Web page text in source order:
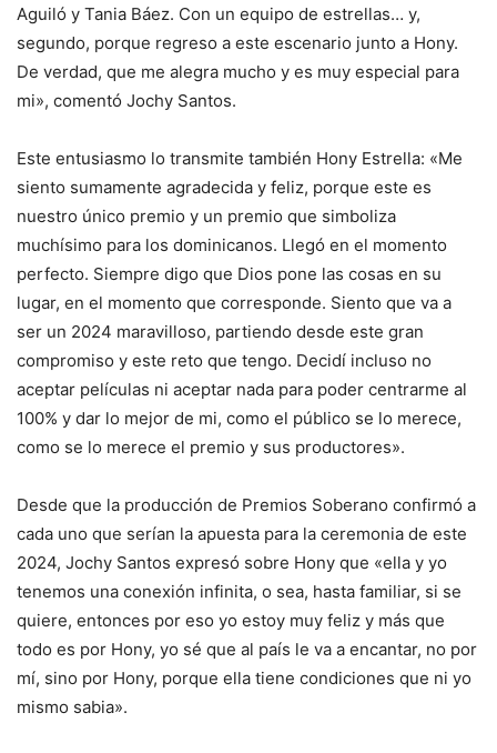
Aguiló y Tania Báez. Con un equipo de estrellas… y,
segundo, porque regreso a este escenario junto a Hony.
De verdad, que me alegra mucho y es muy especial para
mi», comentó Jochy Santos.
Este entusiasmo lo transmite también Hony Estrella: «Me
siento sumamente agradecida y feliz, porque este es
nuestro único premio y un premio que simboliza
muchísimo para los dominicanos. Llegó en el momento
perfecto. Siempre digo que Dios pone las cosas en su
lugar, en el momento que corresponde. Siento que va a
ser un 2024 maravilloso, partiendo desde este gran
compromiso y este reto que tengo. Decidí incluso no
aceptar películas ni aceptar nada para poder centrarme al
100% y dar lo mejor de mi, como el público se lo merece,
como se lo merece el premio y sus productores».
Desde que la producción de Premios Soberano confirmó a
cada uno que serían la apuesta para la ceremonia de este
2024, Jochy Santos expresó sobre Hony que «ella y yo
tenemos una conexión infinita, o sea, hasta familiar, si se
quiere, entonces por eso yo estoy muy feliz y más que
todo es por Hony, yo sé que al país le va a encantar, no por
mí, sino por Hony, porque ella tiene condiciones que ni yo
mismo sabia».